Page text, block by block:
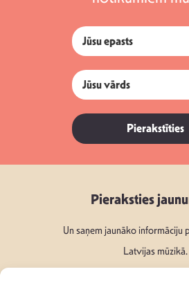
Pierakstīties
Pieraksties
Un saņem jaunāko informāciju
Latvijas mūzikā.